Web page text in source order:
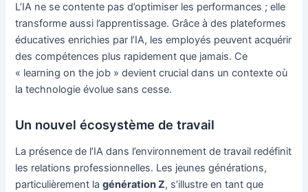
L’IA ne se contente pas d’optimiser les performances ; elle
transforme aussi l’apprentissage. Grâce à des plateformes
éducatives enrichies par l’IA, les employés peuvent acquérir
des compétences plus rapidement que jamais. Ce
« learning on the job » devient crucial dans un contexte où
la technologie évolue sans cesse.
Un nouvel écosystème de travail
La présence de l’IA dans l’environnement de travail redéfinit
les relations professionnelles. Les jeunes générations,
particulièrement lagénération Z, s’illustre en tant que